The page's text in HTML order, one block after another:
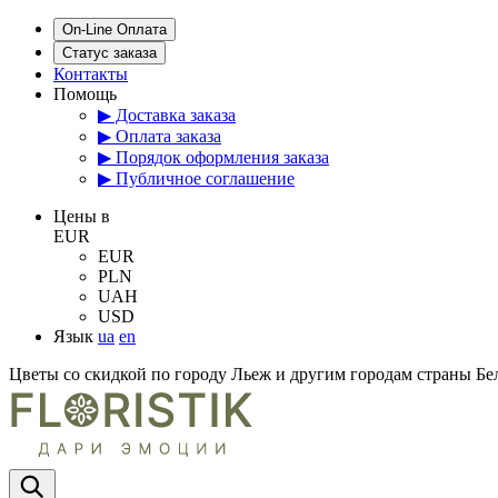
On-Line Оплата
Статус заказа
Контакты
Помощь
▶ Доставка заказа
▶ Оплата заказа
▶ Порядок оформления заказа
▶ Публичное соглашение
Цены в
EUR
EUR
PLN
UAH
USD
Язык ua en
Цветы со скидкой по городу Льеж и другим городам страны